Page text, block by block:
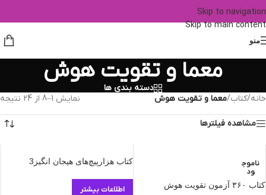
Skip to navigation
Skip to main content
منو
معما و تقویت هوش
دسته بندی ها
خانه/کتاب/معما و تقویت هوش نمایش 1–8 از 24 نتیجه
مشاهده فیلترها
ناموج
ود
کتاب ۳۶۰ آزمون تقویت هوش
کتاب هزارپیچ‌های هیجان‌ انگیز3
اطلاعات بیشتر